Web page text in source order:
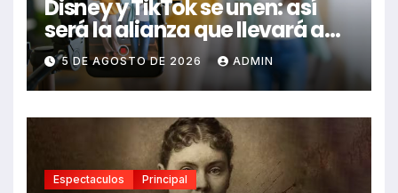
Disney y TikTok se unen: así
será la alianza que llevará a
Mickey, Marvel y Star Wars a
los videos virales
5 DE AGOSTO DE 2026 ADMIN
Espectaculos Principal